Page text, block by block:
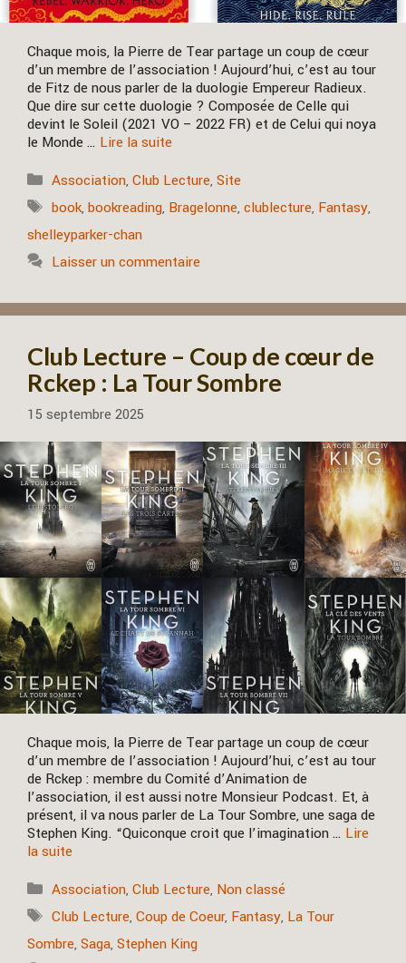
Chaque mois, la Pierre de Tear partage un coup de cœur
d’un membre de l’association ! Aujourd’hui, c’est au tour
de Fitz de nous parler de la duologie Empereur Radieux.
Que dire sur cette duologie ? Composée de Celle qui
devint le Soleil (2021 VO – 2022 FR) et de Celui qui noya
le Monde … Lire la suite
Catégories
Association,Club Lecture,Site
Étiquettes
book,bookreading, Bragelonne,clublecture, Fantasy,
shelleyparker-chan
Laisser un commentaire
Club Lecture – Coup de cœur de
Rckep : La Tour Sombre
15 septembre 2025
Chaque mois, la Pierre de Tear partage un coup de cœur
d’un membre de l’association ! Aujourd’hui, c’est au tour
de Rckep : membre du Comité d’Animation de
l’association, il est aussi notre Monsieur Podcast. Et, à
présent, il va nous parler de La Tour Sombre, une saga de
Stephen King. “Quiconque croit que l’imagination … Lire
la suite
Catégories
Association,Club Lecture, Non classé
Étiquettes
Club Lecture,Coup de Coeur, Fantasy, La Tour
Sombre, Saga, Stephen King